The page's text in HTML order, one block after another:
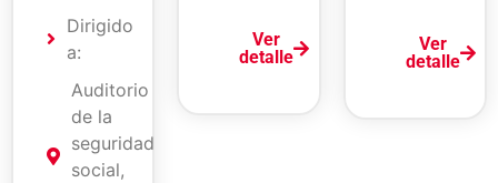
Dirigido
a:
Auditorio
de la
seguridad
social,
Ver
detalle
Ver
detalle